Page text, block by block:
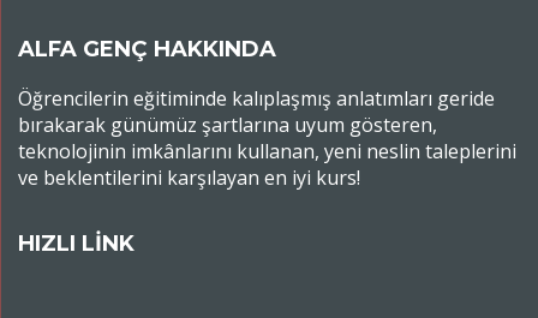
ALFA GENÇ HAKKINDA
Öğrencilerin eğitiminde kalıplaşmış anlatımları geride
bırakarak günümüz şartlarına uyum gösteren,
teknolojinin imkânlarını kullanan, yeni neslin taleplerini
ve beklentilerini karşılayan en iyi kurs!
HIZLI LİNK